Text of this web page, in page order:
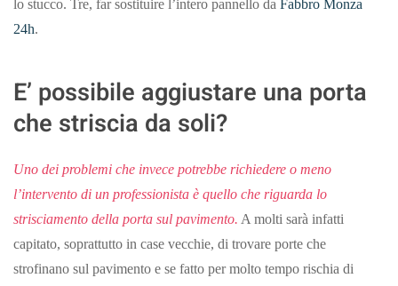
lo stucco. Tre, far sostituire l’intero pannello da Fabbro Monza
24h.
E’ possibile aggiustare una porta
che striscia da soli?
Uno dei problemi che invece potrebbe richiedere o meno
l’intervento di un professionista è quello che riguarda lo
strisciamento della porta sul pavimento. A molti sarà infatti
capitato, soprattutto in case vecchie, di trovare porte che
strofinano sul pavimento e se fatto per molto tempo rischia di